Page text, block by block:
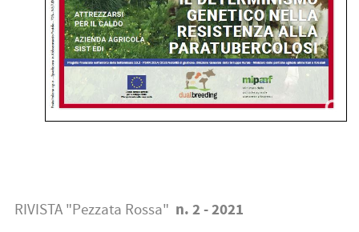
RIVISTA "Pezzata Rossa" n. 2 - 2021